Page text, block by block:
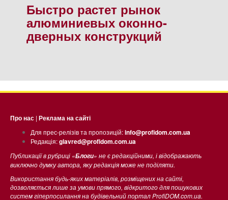
Быстро растет рынок
алюминиевых оконно-
дверных конструкций
Про нас | Реклама на сайті
Для прес-релізів та пропозицій:info@profidom.com.ua
Редакція:glavred@profidom.com.ua
Публикації в рубриці «Блоги» не є редакційними, і відображають
виключно думку автора, яку редакція може не поділяти.
Використання будь-яких матеріалів, розміщених на сайті,
дозволяється лише за умови прямого, відкритого для пошукових
систем гіперпосилання на будівельний портал ProfiDOM.com.ua.